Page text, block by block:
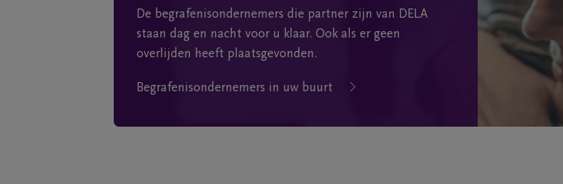
De begrafenisondernemers die partner zijn van DELA
staan dag en nacht voor u klaar. Ook als er geen
overlijden heeft plaatsgevonden.
Begrafenisondernemers in uw buurt